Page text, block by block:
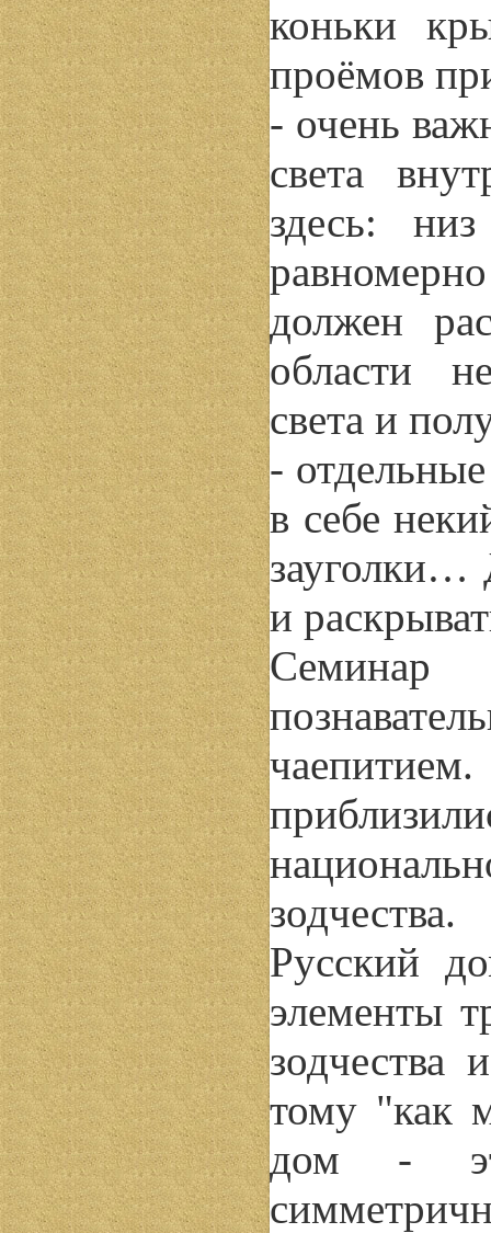
коньки
проёмов
- очень
света
здесь:
должен
области
света и
-
в себе
зауголки…
и
Семинар
Русский
элементы
зодчества
тому "как
дом -